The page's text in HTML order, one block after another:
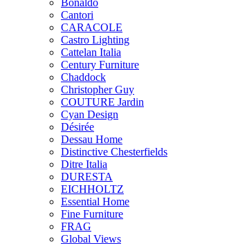
Bonaldo
Cantori
CARACOLE
Castro Lighting
Cattelan Italia
Century Furniture
Chaddock
Christopher Guy
COUTURE Jardin
Cyan Design
Désirée
Dessau Home
Distinctive Chesterfields
Ditre Italia
DURESTA
EICHHOLTZ
Essential Home
Fine Furniture
FRAG
Global Views